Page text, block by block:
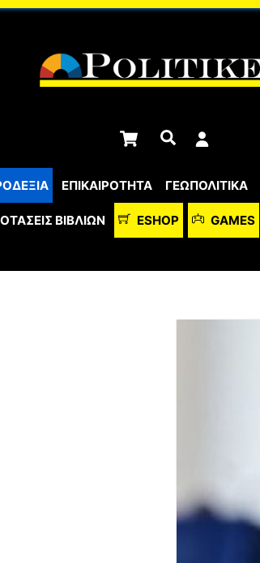
Cart Αναζήτηση
ΕΠΙΚΑΙΡΟΤΗΤΑ ΓΕΩΠΟΛΙΤΙΚΑ
ΒΙΒΛΊΩΝ ESHOP GAMES